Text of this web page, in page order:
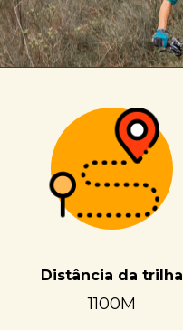
Distância da trilha
1100M